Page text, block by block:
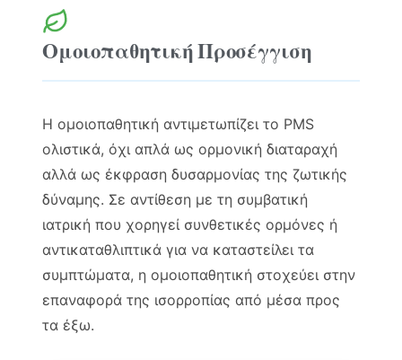
Ομοιοπαθητική Προσέγγιση
Η ομοιοπαθητική αντιμετωπίζει το PMS
ολιστικά, όχι απλά ως ορμονική διαταραχή
αλλά ως έκφραση δυσαρμονίας της ζωτικής
δύναμης. Σε αντίθεση με τη συμβατική
ιατρική που χορηγεί συνθετικές ορμόνες ή
αντικαταθλιπτικά για να καταστείλει τα
συμπτώματα, η ομοιοπαθητική στοχεύει στην
επαναφορά της ισορροπίας από μέσα προς
τα έξω.